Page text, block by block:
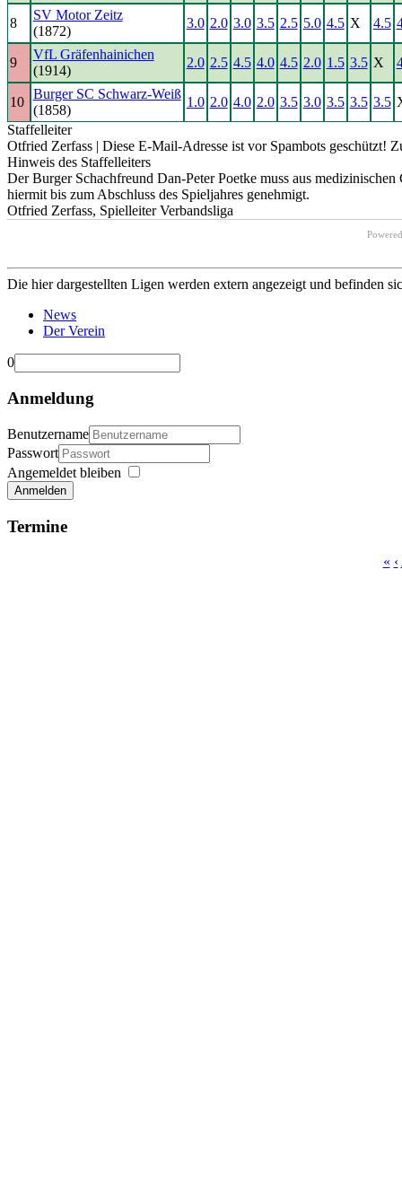
8
SV Motor Zeitz
(1872)
3.0 2.0 3.0 3.5 2.5 5.0 4.5 X 4.5
9
VfL Gräfenhainichen
(1914)
2.0 2.5 4.5 4.0 4.5 2.0 1.5 3.5 X
10
Burger SC Schwarz-Weiß
(1858)
1.0 2.0 4.0 2.0 3.5 3.0 3.5 3.5 3.5
Staffelleiter
Otfried Zerfass | Diese E-Mail-Adresse ist vor Spambots geschützt!
Hinweis des Staffelleiters
Der Burger Schachfreund Dan-Peter Poetke muss aus
hiermit bis zum Abschluss des Spieljahres genehmigt.
Otfried Zerfass, Spielleiter Verbandsliga
Die hier dargestellten Ligen werden extern angezeigt und befinden
News
Der Verein
0
Anmeldung
Benutzername
Passwort
Angemeldet bleiben
Anmelden
Termine
« ‹